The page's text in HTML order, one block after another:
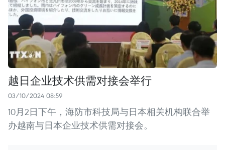
越日企业技术供需对接会举行
03/10/2024 08:59
10月2日下午，海防市科技局与日本相关机构联合举
办越南与日本企业技术供需对接会。